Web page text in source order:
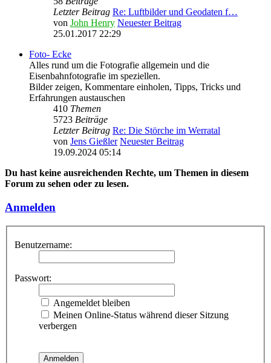
Letzter Beitrag Re: Luftbilder und Geodaten f…
von John Henry Neuester Beitrag
25.01.2017 22:29
Foto- Ecke
Alles rund um die Fotografie allgemein und die
Eisenbahnfotografie im speziellen.
Bilder zeigen, Kommentare einholen, Tipps, Tricks und
Erfahrungen austauschen
410 Themen
5723 Beiträge
Letzter Beitrag Re: Die Störche im Werratal
von Jens Gießler Neuester Beitrag
19.09.2024 05:14
Du hast keine ausreichenden Rechte, um Themen in diesem
Forum zu sehen oder zu lesen.
Anmelden
Benutzername:
Passwort:
Angemeldet bleiben
Meinen Online-Status während dieser Sitzung
verbergen